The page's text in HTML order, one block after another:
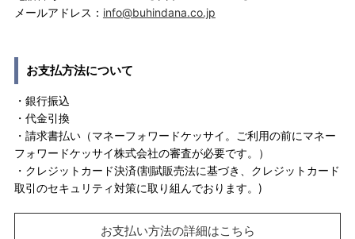
メールアドレス： info@buhindana.co.jp
お支払方法について
・銀行振込
・代金引換
・請求書払い（マネーフォワードケッサイ。ご利用の前にマネー
フォワードケッサイ株式会社の審査が必要です。）
・クレジットカード決済(割賦販売法に基づき、クレジットカード
取引のセキュリティ対策に取り組んでおります。)
お支払い方法の詳細はこちら